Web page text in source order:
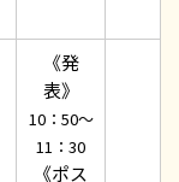
《発
表》
10：50～
11：30
《ポス